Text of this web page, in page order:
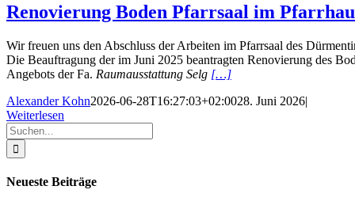
Renovierung Boden Pfarrsaal im
Wir freuen uns den Abschluss der Arbeiten im Pfarrsaal des
Die Beauftragung der im Juni 2025 beantragten Renovierung des
Angebots der Fa. Raumausstattung Selg […]
Alexander Kohn2026-06-28T16:27:03+02:0028. Juni 2026|
Weiterlesen
Suche
nach:
Neueste Beiträge